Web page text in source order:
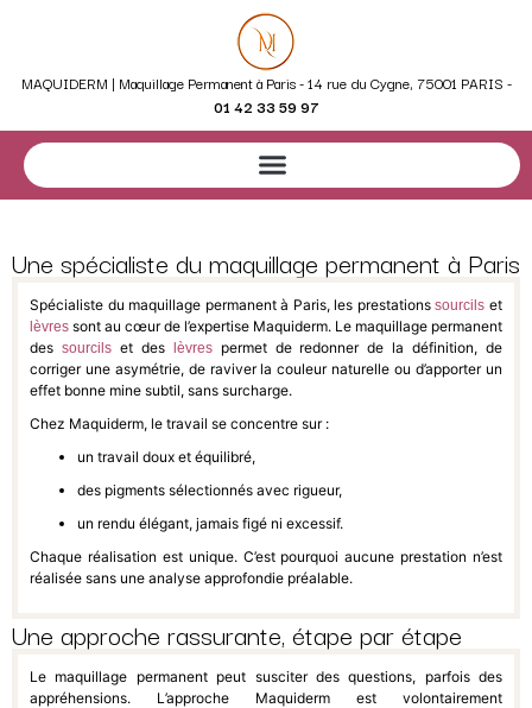
MAQUIDERM | Maquillage Permanent à Paris - 14 rue du Cygne, 75001 PARIS -
01 42 33 59 97
Une spécialiste du maquillage permanent à Paris
Spécialiste du maquillage permanent à Paris, les prestationssourcilset
lèvres sont au cœur de l’expertise Maquiderm. Le maquillage permanent
des sourcils et des lèvres permet de redonner de la définition, de
corriger une asymétrie, de raviver la couleur naturelle ou d’apporter un
effet bonne mine subtil, sans surcharge.
Chez Maquiderm, le travail se concentre sur :
un travail doux et équilibré,
des pigments sélectionnés avec rigueur,
un rendu élégant, jamais figé ni excessif.
Chaque réalisation est unique. C’est pourquoi aucune prestation n’est
réalisée sans une analyse approfondie préalable.
Une approche rassurante, étape par étape
Le maquillage permanent peut susciter des questions, parfois des
appréhensions. L’approche Maquiderm est volontairement